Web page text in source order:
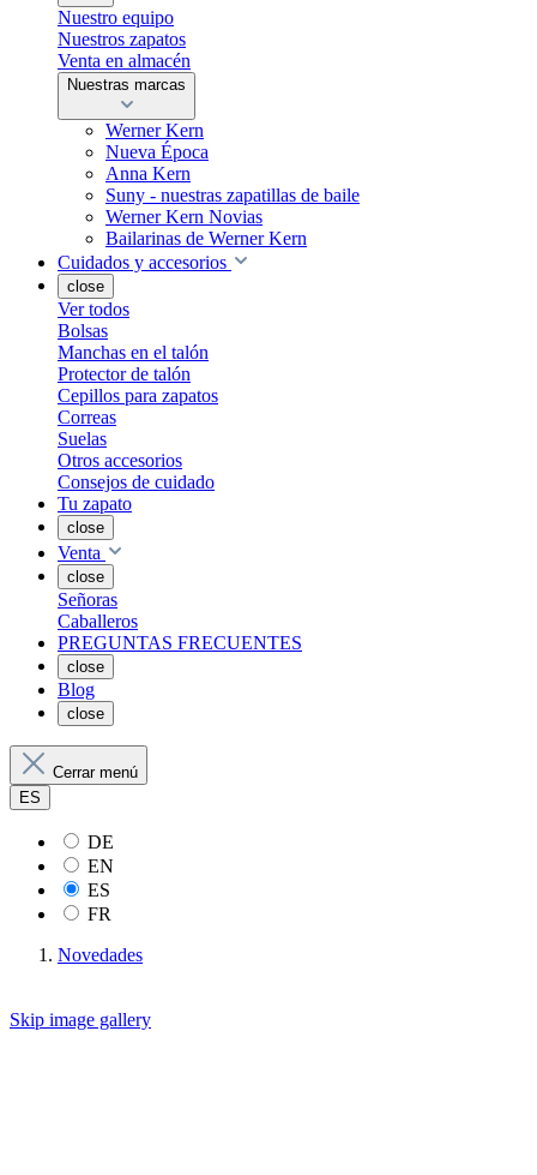
Nuestro equipo
Nuestros zapatos
Venta en almacén
Nuestras marcas
Werner Kern
Nueva Época
Anna Kern
Suny - nuestras zapatillas de baile
Werner Kern Novias
Bailarinas de Werner Kern
Cuidados y accesorios
close
Ver todos
Bolsas
Manchas en el talón
Protector de talón
Cepillos para zapatos
Correas
Suelas
Otros accesorios
Consejos de cuidado
Tu zapato
close
Venta
close
Señoras
Caballeros
PREGUNTAS FRECUENTES
close
Blog
close
Cerrar menú
ES
DE
EN
ES
FR
Novedades
Skip image gallery